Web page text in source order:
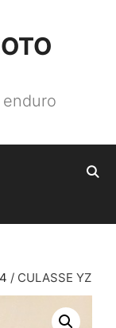
/ CULASSE YZ